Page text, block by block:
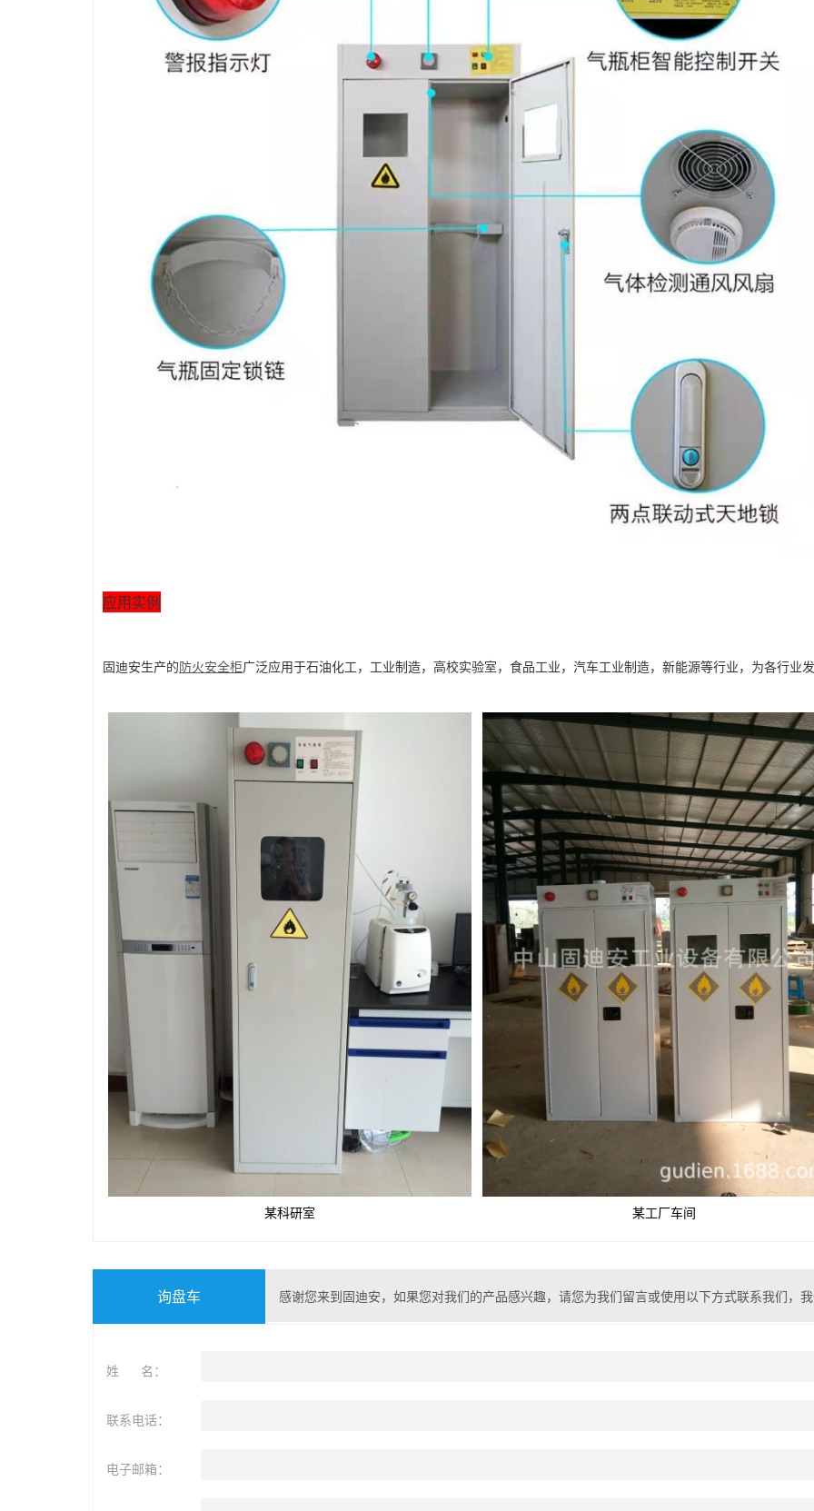
应用实例
固迪安生产的防火安全柜广泛应用于石油化工，工业制造，高校实验室，食品工业，汽车工业制造，新能源等行业，为各行业发
某科研室 某工厂车间
询盘车 感谢您来到固迪安，如果您对我们的产品感兴趣，请您为我们留言或使用以下方式联系我们，我
姓 名：
联系电话：
电子邮箱：